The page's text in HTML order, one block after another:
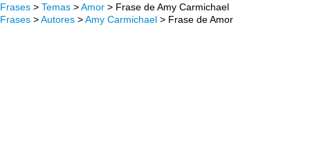
Frases > Temas >Amor > Frase de Amy Carmichael
Frases >Autores >Amy Carmichael > Frase de Amor